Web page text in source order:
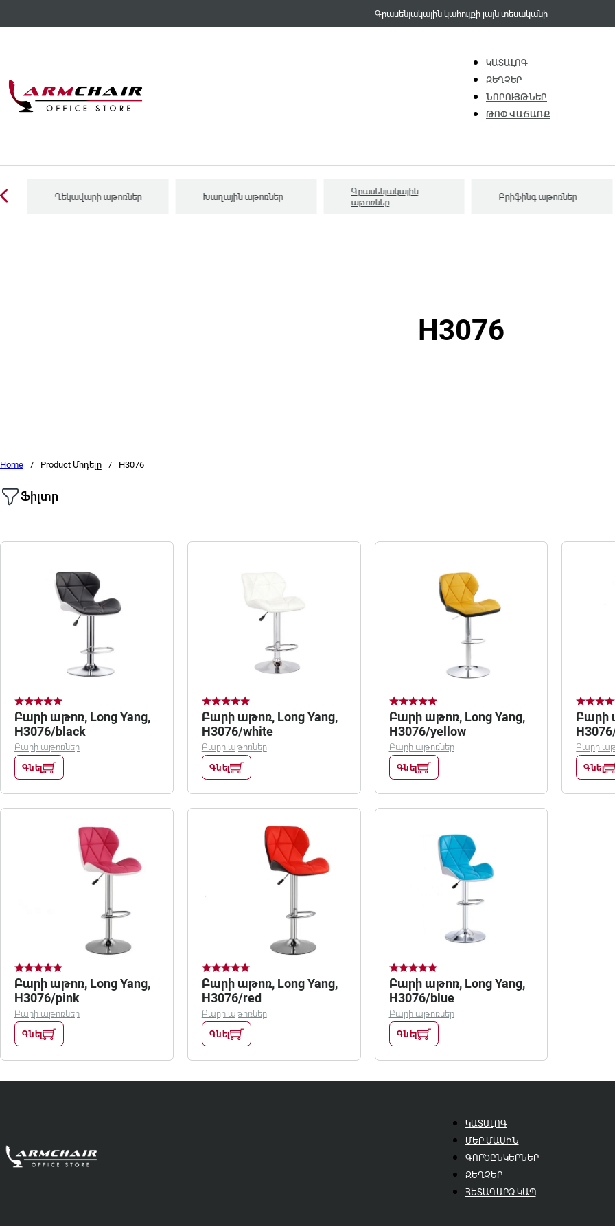
Գրասենյակային կահույքի լայն տեսականի
ԿԱՏԱԼՈԳ
ԶԵՂՉԵՐ
ՆՈՐՈՒՅԹՆԵՐ
ԹՈՓ ՎԱՃԱՌՔ
Ղեկավարի աթոռներ Խաղային աթոռներ
Գրասենյակային
աթոռներ
Բրիֆինգ աթոռներ
H3076
Home / Product Մոդելը / H3076
Ֆիլտր
Բարի աթոռ, Long Yang,
H3076/black
Բարի աթոռներ
Գնել
Բարի աթոռ, Long Yang,
H3076/white
Բարի աթոռներ
Գնել
Բարի աթոռ, Long Yang,
H3076/yellow
Բարի աթոռներ
Գնել
Բարի
Բարի
Գնել
Բարի աթոռ, Long Yang,
H3076/pink
Բարի աթոռներ
Գնել
Բարի աթոռ, Long Yang,
H3076/red
Բարի աթոռներ
Գնել
Բարի աթոռ, Long Yang,
H3076/blue
Բարի աթոռներ
Գնել
ԿԱՏԱԼՈԳ
ՄԵՐ ՄԱՍԻՆ
ԳՈՐԾԸՆԿԵՐՆԵՐ
ԶԵՂՉԵՐ
ՀԵՏԱԴԱՐՁ ԿԱՊ